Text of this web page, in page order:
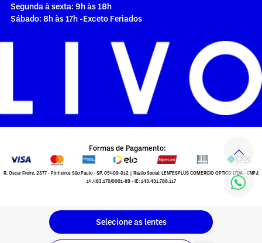
Selecione as lentes
Segunda à sexta: 9h às 18h
Sábado: 8h às 17h -Exceto Feriados
Formas de Pagamento:
R. Oscar Freire, 2377 - Pinheiros São Paulo - SP, 05409-012 | Razão Social: LENTESPLUS COMERCIO OPTICO LTDA - CNPJ:
14.483.170/0001-89 - IE: 143.431.788.117